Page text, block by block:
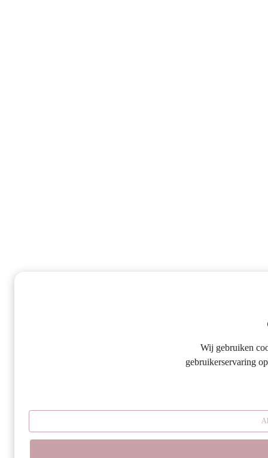
Wij gebruiken
gebruikerservaring